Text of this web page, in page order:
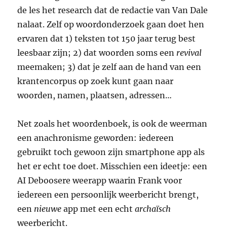
de les het research dat de redactie van Van Dale
nalaat. Zelf op woordonderzoek gaan doet hen
ervaren dat 1) teksten tot 150 jaar terug best
leesbaar zijn; 2) dat woorden soms een revival
meemaken; 3) dat je zelf aan de hand van een
krantencorpus op zoek kunt gaan naar
woorden, namen, plaatsen, adressen…
Net zoals het woordenboek, is ook de weerman
een anachronisme geworden: iedereen
gebruikt toch gewoon zijn smartphone app als
het er echt toe doet. Misschien een ideetje: een
AI Deboosere weerapp waarin Frank voor
iedereen een persoonlijk weerbericht brengt,
een nieuwe app met een echtarchaïsch
weerbericht.